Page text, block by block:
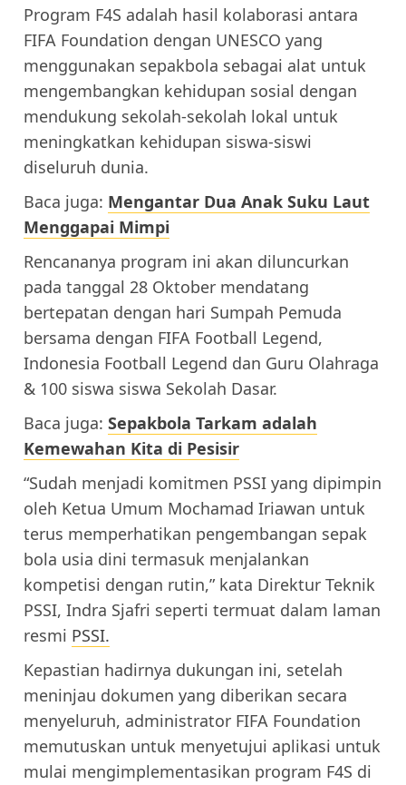
Program F4S adalah hasil kolaborasi antara
FIFA Foundation dengan UNESCO yang
menggunakan sepakbola sebagai alat untuk
mengembangkan kehidupan sosial dengan
mendukung sekolah-sekolah lokal untuk
meningkatkan kehidupan siswa-siswi
diseluruh dunia.
Baca juga: Mengantar Dua Anak Suku Laut
Menggapai Mimpi
Rencananya program ini akan diluncurkan
pada tanggal 28 Oktober mendatang
bertepatan dengan hari Sumpah Pemuda
bersama dengan FIFA Football Legend,
Indonesia Football Legend dan Guru Olahraga
& 100 siswa siswa Sekolah Dasar.
Baca juga: Sepakbola Tarkam adalah
Kemewahan Kita di Pesisir
“Sudah menjadi komitmen PSSI yang dipimpin
oleh Ketua Umum Mochamad Iriawan untuk
terus memperhatikan pengembangan sepak
bola usia dini termasuk menjalankan
kompetisi dengan rutin,” kata Direktur Teknik
PSSI, Indra Sjafri seperti termuat dalam laman
resmi PSSI.
Kepastian hadirnya dukungan ini, setelah
meninjau dokumen yang diberikan secara
menyeluruh, administrator FIFA Foundation
memutuskan untuk menyetujui aplikasi untuk
mulai mengimplementasikan program F4S di